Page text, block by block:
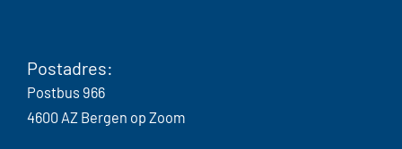
Postadres:
Postbus 966
4600 AZ Bergen op Zoom